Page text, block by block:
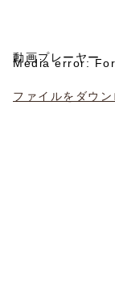
Media error:
ファイルをダウ
動画プレーヤー